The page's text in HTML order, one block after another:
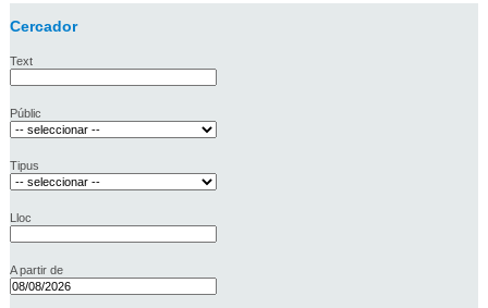
Cercador
Text
Públic
Tipus
Lloc
A partir de